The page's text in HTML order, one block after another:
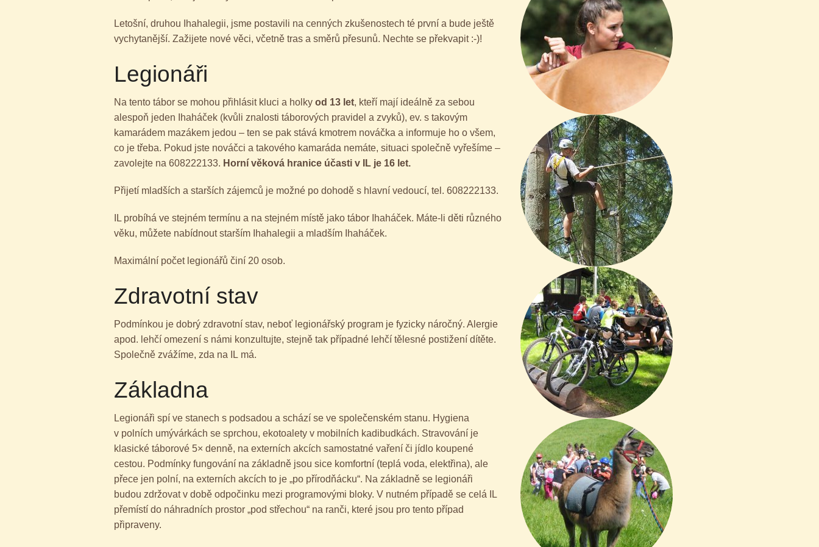
Letošní, druhou Ihahalegii, jsme postavili na cenných zkušenostech té první a bude ještě
vychytanější. Zažijete nové věci, včetně tras a směrů přesunů. Nechte se překvapit :-)!
Legionáři
Na tento tábor se mohou přihlásit kluci a holky od 13 let, kteří mají ideálně za sebou
alespoň jeden Ihaháček (kvůli znalosti táborových pravidel a zvyků), ev. s takovým
kamarádem mazákem jedou – ten se pak stává kmotrem nováčka a informuje ho o všem,
co je třeba. Pokud jste nováčci a takového kamaráda nemáte, situaci společně vyřešíme –
zavolejte na 608222133. Horní věková hranice účasti v IL je 16 let.
Přijetí mladších a starších zájemců je možné po dohodě s hlavní vedoucí, tel. 608222133.
IL probíhá ve stejném termínu a na stejném místě jako tábor Ihaháček. Máte-li děti různého
věku, můžete nabídnout starším Ihahalegii a mladším Ihaháček.
Maximální počet legionářů činí 20 osob.
Zdravotní stav
Podmínkou je dobrý zdravotní stav, neboť legionářský program je fyzicky náročný. Alergie
apod. lehčí omezení s námi konzultujte, stejně tak případné lehčí tělesné postižení dítěte.
Společně zvážíme, zda na IL má.
Základna
Legionáři spí ve stanech s podsadou a schází se ve společenském stanu. Hygiena
v polních umývárkách se sprchou, ekotoalety v mobilních kadibudkách. Stravování je
klasické táborové 5× denně, na externích akcích samostatné vaření či jídlo koupené
cestou. Podmínky fungování na základně jsou sice komfortní (teplá voda, elektřina), ale
přece jen polní, na externích akcích to je „po přírodňácku“. Na základně se legionáři
budou zdržovat v době odpočinku mezi programovými bloky. V nutném případě se celá IL
přemístí do náhradních prostor „pod střechou“ na ranči, které jsou pro tento případ
připraveny.